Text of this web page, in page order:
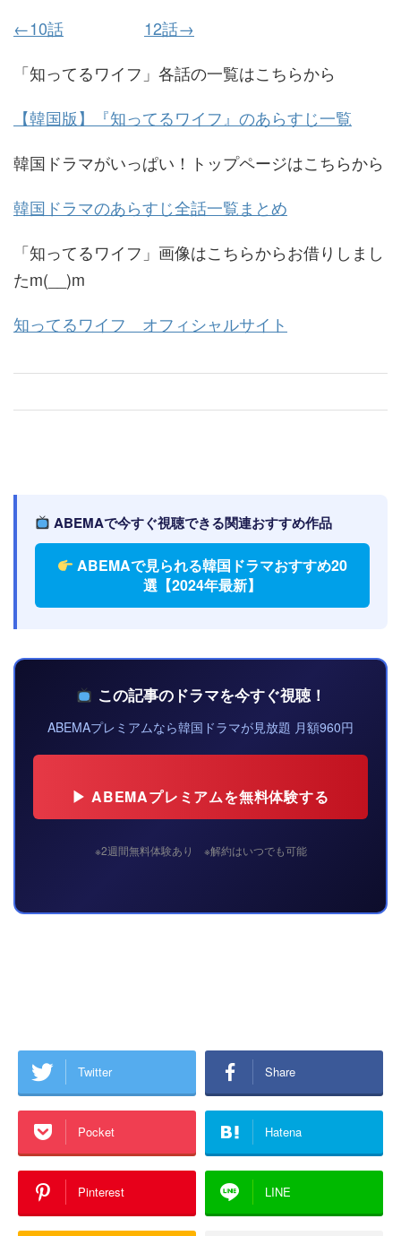
←10話
12話→
「知ってるワイフ」各話の一覧はこちらから
【韓国版】『知ってるワイフ』のあらすじ一覧
韓国ドラマがいっぱい！トップページはこちらから
韓国ドラマのあらすじ全話一覧まとめ
「知ってるワイフ」画像はこちらからお借りしまし
たm(__)m
知ってるワイフ オフィシャルサイト
ABEMAで今すぐ視聴できる関連おすすめ作品
ABEMAで見られる韓国ドラマおすすめ20
選【2024年最新】
この記事のドラマを今すぐ視聴！
ABEMAプレミアムなら韓国ドラマが見放題 月額960円
▶ ABEMAプレミアムを無料体験する
※2週間無料体験あり ※解約はいつでも可能
Twitter Share
Pocket Hatena
Pinterest LINE